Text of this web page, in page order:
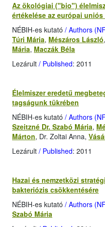
Az ökológiai ("bio")
értékelése az európai
NÉBIH-es kutató / Authors
Túri Mária, Mészáros László,
Mária, Maczák Béla
Lezárult / Published: 2011
Élelmiszer eredetű
tagságunk tükrében
NÉBIH-es kutató / Authors
Szeitzné Dr. Szabó Mária,
Márton, Dr. Zoltai Anna,
Lezárult / Published: 2011
Hazai és nemzetközi
bakteriózis csökkentésére
NÉBIH-es kutató / Authors
Szabó Mária